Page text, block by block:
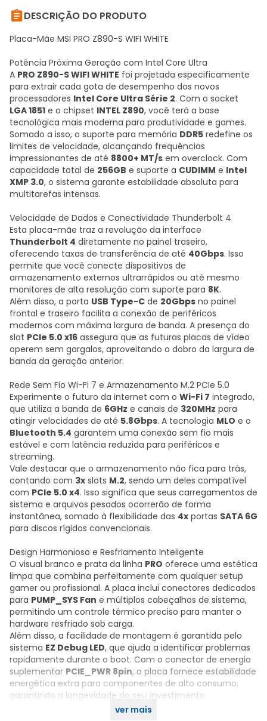
DESCRIÇÃO DO PRODUTO
Placa-Mãe MSI PRO Z890-S WIFI WHITE
Potência Próxima Geração com Intel Core Ultra
A PRO Z890-S WIFI WHITE foi projetada especificamente
para extrair cada gota de desempenho dos novos
processadores Intel Core Ultra Série 2. Com o socket
LGA 1851 e o chipset INTEL Z890, você terá a base
tecnológica mais moderna para produtividade e games.
Somado a isso, o suporte para memória DDR5 redefine os
limites de velocidade, alcançando frequências
impressionantes de até 8800+ MT/s em overclock. Com
capacidade total de 256GB e suporte a CUDIMM e Intel
XMP 3.0, o sistema garante estabilidade absoluta para
multitarefas intensas.
Velocidade de Dados e Conectividade Thunderbolt 4
Esta placa-mãe traz a revolução da interface
Thunderbolt 4 diretamente no painel traseiro,
oferecendo taxas de transferência de até 40Gbps. Isso
permite que você conecte dispositivos de
armazenamento externos ultrarrápidos ou até mesmo
monitores de alta resolução com suporte para 8K.
Além disso, a porta USB Type-C de 20Gbps no painel
frontal e traseiro facilita a conexão de periféricos
modernos com máxima largura de banda. A presença do
slot PCIe 5.0 x16 assegura que as futuras placas de vídeo
operem sem gargalos, aproveitando o dobro da largura de
banda da geração anterior.
Rede Sem Fio Wi-Fi 7 e Armazenamento M.2 PCIe 5.0
Experimente o futuro da internet com o Wi-Fi 7 integrado,
que utiliza a banda de 6GHz e canais de 320MHz para
atingir velocidades de até 5.8Gbps. A tecnologia MLO e o
Bluetooth 5.4 garantem uma conexão sem fio mais
estável e com latência reduzida para periféricos e
streaming.
Vale destacar que o armazenamento não fica para trás,
contando com 3x slots M.2, sendo um deles compatível
com PCIe 5.0 x4. Isso significa que seus carregamentos de
sistema e arquivos pesados ocorrerão de forma
instantânea, somado à flexibilidade das 4x portas SATA 6G
para discos rígidos convencionais.
Design Harmonioso e Resfriamento Inteligente
O visual branco e prata da linha PRO oferece uma estética
limpa que combina perfeitamente com qualquer setup
gamer ou profissional. A placa inclui conectores dedicados
para PUMP_SYS Fan e múltiplos cabeçalhos de sistema,
permitindo um controle térmico preciso para manter o
hardware resfriado sob carga.
Além disso, a facilidade de montagem é garantida pelo
sistema EZ Debug LED, que ajuda a identificar problemas
rapidamente durante o boot. Com o conector de energia
suplementar PCIE_PWR 8pin, a placa fornece estabilidade
energética extra para componentes de alto consumo,
garantindo a longevidade do seu investimento.
ver mais